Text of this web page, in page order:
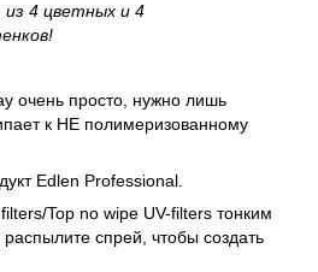
4 цветных и 4
очень просто, нужно лишь
к НЕ полимеризованному
Edlen Professional.
Top no wipe UV-filters тонким
спрей, чтобы создать